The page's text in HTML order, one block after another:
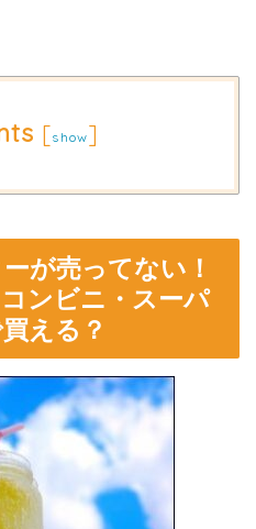
[show]
が売ってない！
ンビニ・スーパ
える？